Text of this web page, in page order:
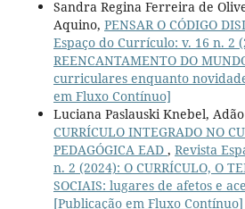
Sandra Regina Ferreira de
Aquino, PENSAR O CÓDIGO
Espaço do Currículo: v. 16 n. 2
REENCANTAMENTO DO
curriculares enquanto
em Fluxo Contínuo]
Luciana Paslauski Knebel,
CURRÍCULO INTEGRADO NO
PEDAGÓGICA EAD , Revista
n. 2 (2024): O CURRÍCULO, O
SOCIAIS: lugares de afetos e
[Publicação em Fluxo Contínuo]